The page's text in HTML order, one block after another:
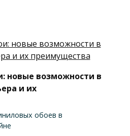
новые возможности в
и их
обоев в